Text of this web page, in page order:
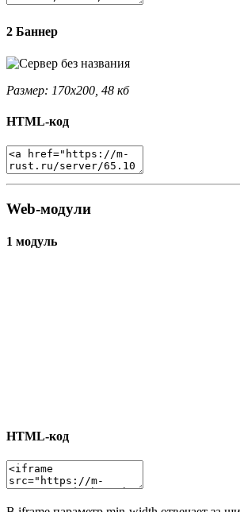
2 Баннер
Размер: 170x200, 48 кб
HTML-код
Web-модули
1 модуль
HTML-код